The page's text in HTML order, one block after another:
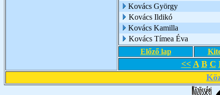
Kovács György
Kovács Ildikó
Kovács Kamilla
Kovács Tímea Éva
Előző lap
<< A B C